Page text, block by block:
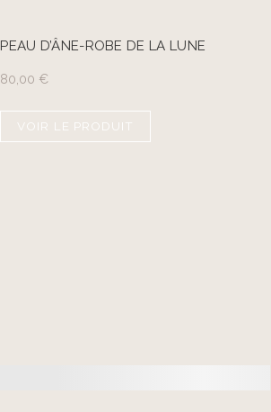
PEAU D’ÂNE-ROBE DE LA LUNE
80,00 €
VOIR LE PRODUIT